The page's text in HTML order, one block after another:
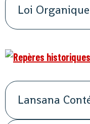
Loi
Lansana